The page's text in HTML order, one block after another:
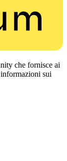
che fornisce ai
sui